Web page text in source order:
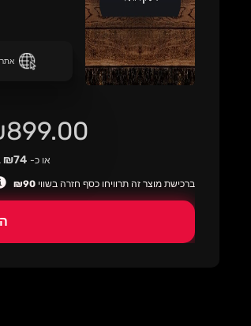
מחיר
מבצע
או כ- ₪74 בחודש
ברכישת מוצר זה תרוויחו כסף חזרה בשווי ₪90